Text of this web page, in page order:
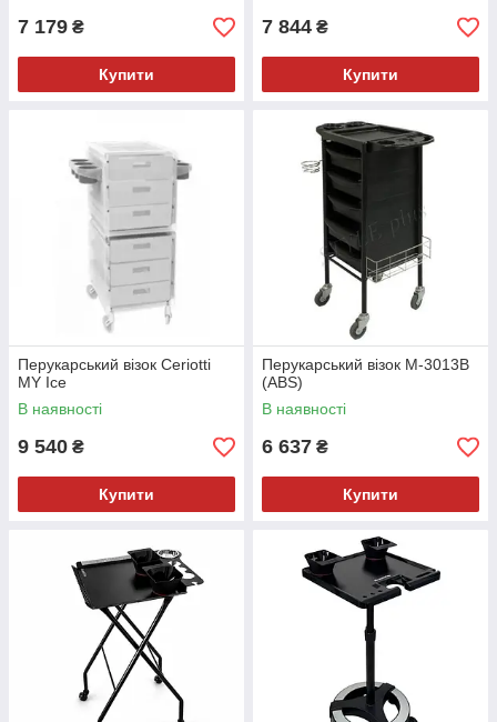
7 179 ₴
Купити
7 844 ₴
Купити
Перукарський візок Ceriotti
MY Ice
В наявності
9 540 ₴
Купити
Перукарський візок M-3013B
(ABS)
В наявності
6 637 ₴
Купити